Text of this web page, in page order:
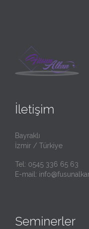
İletişim
Bayraklı
İzmir / Türkiye
Tel: 0545 336 65 63
E-mail:
Seminerler